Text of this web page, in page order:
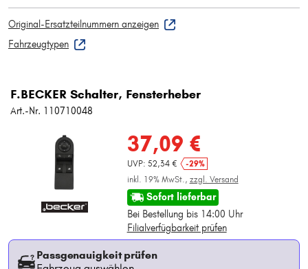
Original-Ersatzteilnummern anzeigen
Fahrzeugtypen
F.BECKER Schalter, Fensterheber
Art.-Nr. 110710048
37,09 €
UVP: 52,34 €
-29%
inkl. 19% MwSt., zzgl. Versand
Sofort lieferbar
Bei Bestellung bis 14:00 Uhr
Filialverfügbarkeit prüfen
Passgenauigkeit prüfen